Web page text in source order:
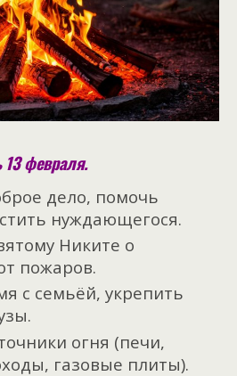
13 февраля.
дело, помочь
нуждающегося.
Никите о
пожаров.
с семьёй, укрепить
огня (печи,
газовые плиты).